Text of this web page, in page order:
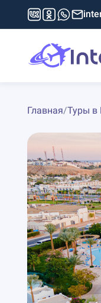
Главная/Туры в